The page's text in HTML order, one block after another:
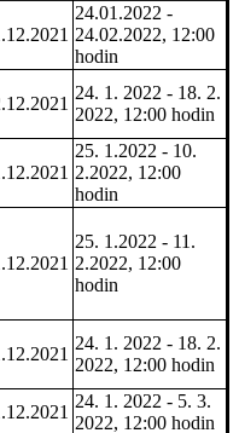
24.01.2022 -
24.02.2022, 12:00
hodin
24. 1. 2022 - 18. 2.
2022, 12:00 hodin
25. 1.2022 - 10.
2.2022, 12:00
hodin
25. 1.2022 - 11.
2.2022, 12:00
hodin
24. 1. 2022 - 18. 2.
2022, 12:00 hodin
24. 1. 2022 - 5. 3.
2022, 12:00 hodin